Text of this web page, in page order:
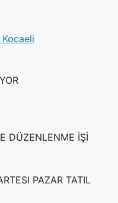
Kocaeli
DÜZENLENME İŞİ
PAZAR TATIL